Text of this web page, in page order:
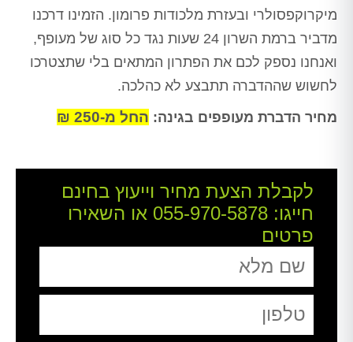
מיקרוקפסולרי ובעזרת מלכודות פרומון. הזמינו דרכנו
מדביר ברמת השרון 24 שעות נגד כל סוג של מעופף,
ואנחנו נספק לכם את הפתרון המתאים בלי שתצטרכו
לחשוש שההדברה תתבצע לא כהלכה.
מחיר הדברת מעופפים בגינה: החל מ-250 ₪
לקבלת הצעת מחיר וייעוץ בחינם
חייגו: 055-970-5878 או השאירו
פרטים